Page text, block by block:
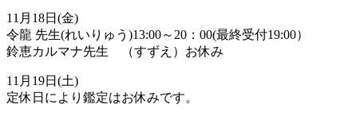
11月18日(金)
令龍 先生(れいりゅう)13:00～20：00(最終受付19:00）
鈴恵カルマナ先生 （すずえ）お休み
11月19日(土)
定休日により鑑定はお休みです。